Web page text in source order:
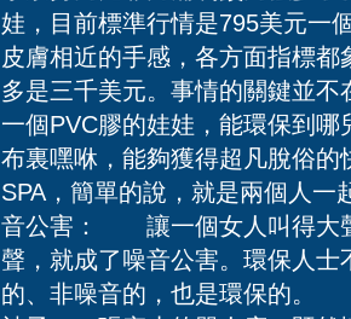
娃，目前標準行情是795美元一
皮膚相近的手感，各方面指標
多是三千美元。事情的關鍵並
一個PVC膠的娃娃，能環保
布裏嘿咻，能夠獲得超凡脫俗
SPA，簡單的說，就是兩個人
音公害： 讓一個女人叫得大
聲，就成了噪音公害。環保人
的、非噪音的，也是環保的